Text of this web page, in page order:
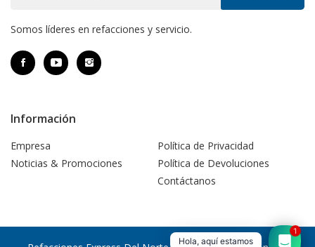
Somos líderes en refacciones y servicio.
Información
Empresa
Noticias & Promociones
Política de Privacidad
Política de Devoluciones
Contáctanos
Hola, aquí estamos
1